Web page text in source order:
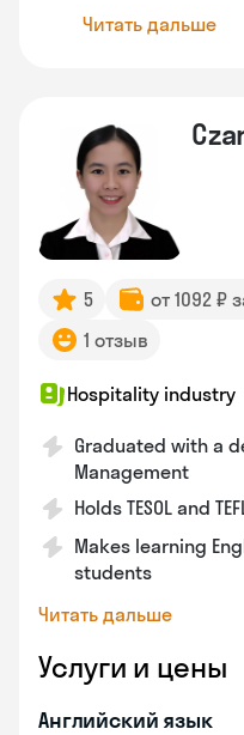
Читать дальше
5 от 1092 ₽
1 отзыв
Hospitality industry
Graduated with a
Management
Holds TESOL and
Makes learning
students
Читать дальше
Услуги и цены
Английский язык